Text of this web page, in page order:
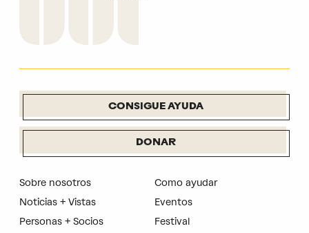
CONSIGUE AYUDA
DONAR
Sobre nosotros
Noticias + Vistas
Personas + Socios
Como ayudar
Eventos
Festival